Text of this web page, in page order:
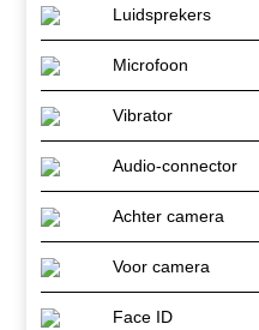
Luidsprekers
Microfoon
Vibrator
Audio-connector
Achter camera
Voor camera
Face ID